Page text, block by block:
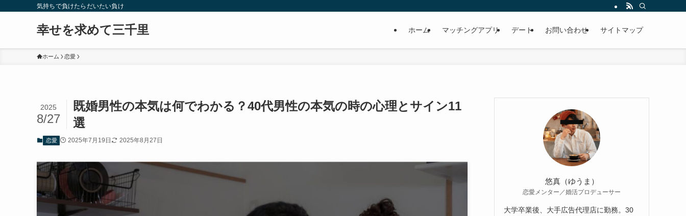
気持ちで負けたらだいたい負け
幸せを求めて三千里 ホーム マッチングアプリ デート お問い合わせ サイトマップ
ホーム 恋愛
既婚男性の本気は何でわかる？40代男性の本気の時の心理とサイン11
選
2025
8/27
恋愛 2025年7月19日 2025年8月27日
悠真（ゆうま）
恋愛メンター／婚活プロデューサー
大学卒業後、大手広告代理店に勤務。30